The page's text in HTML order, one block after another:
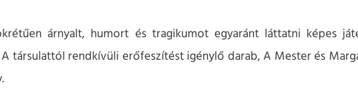
árnyalt, humort és tragikumot egyaránt láttatni képes
társulattól rendkívüli erőfeszítést igénylő darab, A Mester és